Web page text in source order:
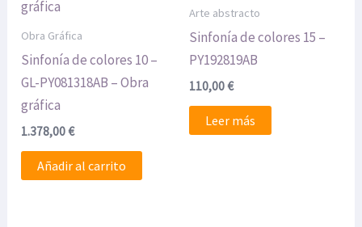
Obra Gráfica
Sinfonía de colores 10 –
GL-PY081318AB – Obra
gráfica
1.378,00€
Añadir al carrito
Arte abstracto
Sinfonía de colores 15 –
PY192819AB
110,00€
Leer más